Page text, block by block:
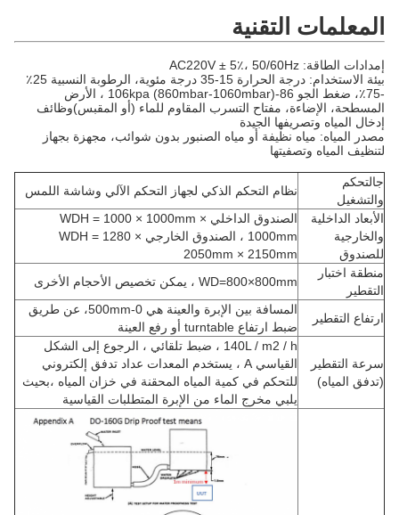
المعلمات التقنية
إمدادات الطاقة: AC220V ± 5٪، 50/60Hz
بيئة الاستخدام: درجة الحرارة 15-35 درجة مئوية، الرطوبة النسبية 25٪
-75٪، ضغط الجو 86-106kpa (860mbar-1060mbar) ، الأرض
المسطحة، الإضاءة، مفتاح التسرب المقاوم للماء (أو المقبس)وظائف
إدخال المياه وتصريفها الجيدة
مصدر المياه: مياه نظيفة أو مياه الصنبور بدون شوائب، مجهزة بجهاز
لتنظيف المياه وتصفيتها
جالتحكم
والتشغيل
نظام التحكم الذكي لجهاز التحكم الآلي وشاشة اللمس
الأبعاد الداخلية
والخارجية
للصندوق
الصندوق الداخلي WDH = 1000 × 1000mm ×
1000mm ، الصندوق الخارجي WDH = 1280 ×
2050mm × 2150mm
منطقة اختبار
التقطير
WD=800×800mm ، يمكن تخصيص الأحجام الأخرى
ارتفاع التقطير
المسافة بين الإبرة والعينة هي 0-500mm، عن طريق
ضبط ارتفاع turntable أو رفع العينة
سرعة التقطير
(تدفق المياه)
140L / m2 / h ، ضبط تلقائي ، الرجوع إلى الشكل
القياسي A ، يستخدم المعدات عداد تدفق إلكتروني
للتحكم في كمية المياه المحقنة في خزان المياه ،بحيث
يلبي مخرج الماء من الإبرة المتطلبات القياسية